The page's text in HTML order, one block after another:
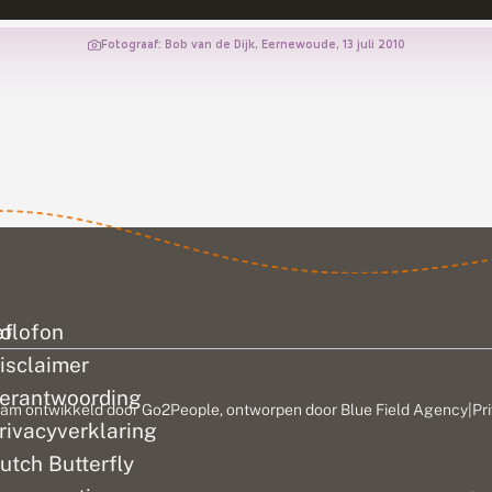
Fotograaf: Bob van de Dijk, Eernewoude, 13 juli 2010
Butterfly
ontwikkeld doorGo2People, ontworpen door Blue Field Agency